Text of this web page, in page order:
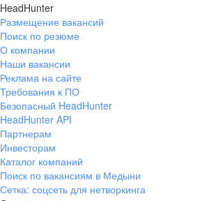
HeadHunter
Размещение вакансий
Поиск по резюме
О компании
Наши вакансии
Реклама на сайте
Требования к ПО
Безопасный HeadHunter
HeadHunter API
Партнерам
Инвесторам
Каталог компаний
Поиск по вакансиям в Медыни
Сетка: соцсеть для нетворкинга